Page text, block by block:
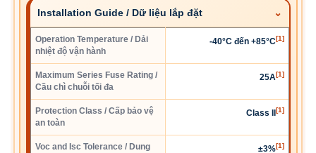
Installation Guide / Dữ liệu lắp đặt
Operation Temperature / Dải
nhiệt độ vận hành
-40°C đến +85°C[1]
Maximum Series Fuse Rating /
Cầu chì chuỗi tối đa
25A[1]
Protection Class / Cấp bảo vệ
an toàn
Class II [1]
Voc and Isc Tolerance / Dung ±3%[1]